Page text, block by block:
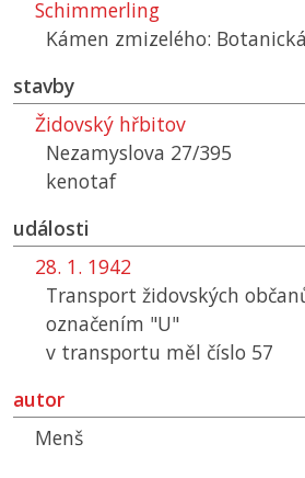
Schimmerling
Kámen zmizelého:
stavby
Židovský hřbitov
Nezamyslova 27/395
kenotaf
události
28. 1. 1942
Transport židovských
označením "U"
v transportu měl číslo 57
autor
Menš